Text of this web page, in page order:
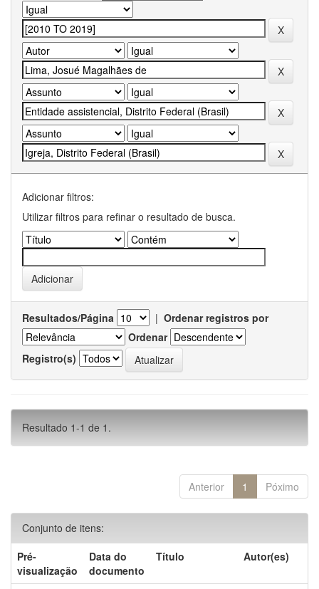
Adicionar filtros:
Utilizar filtros para refinar o resultado de busca.
Resultados/Página | Ordenar registros por
Ordenar
Registro(s)
Resultado 1-1 de 1.
Anterior 1 Póximo
Conjunto de itens:
Pré-
visualização
Data do
documento
Título Autor(es)